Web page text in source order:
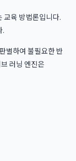
교육 방법론입니다.
.
별하여 불필요한 반
러닝 엔진은